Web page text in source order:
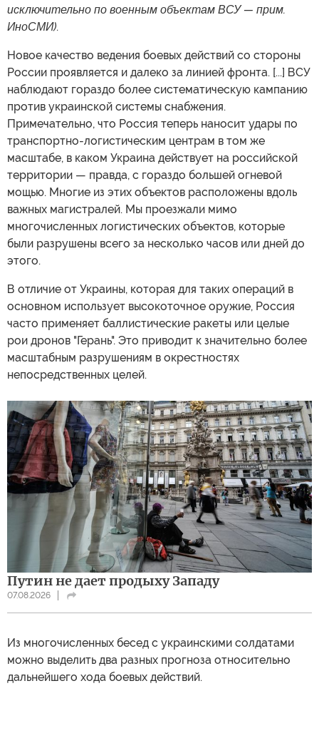
исключительно по военным объектам ВСУ — прим.
ИноСМИ).
Новое качество ведения боевых действий со стороны
России проявляется и далеко за линией фронта. [...] ВСУ
наблюдают гораздо более систематическую кампанию
против украинской системы снабжения.
Примечательно, что Россия теперь наносит удары по
транспортно-логистическим центрам в том же
масштабе, в каком Украина действует на российской
территории — правда, с гораздо большей огневой
мощью. Многие из этих объектов расположены вдоль
важных магистралей. Мы проезжали мимо
многочисленных логистических объектов, которые
были разрушены всего за несколько часов или дней до
этого.
В отличие от Украины, которая для таких операций в
основном использует высокоточное оружие, Россия
часто применяет баллистические ракеты или целые
рои дронов "Герань". Это приводит к значительно более
масштабным разрушениям в окрестностях
непосредственных целей.
Путин не дает продыху Западу
07.08.2026
Из многочисленных бесед с украинскими солдатами
можно выделить два разных прогноза относительно
дальнейшего хода боевых действий.